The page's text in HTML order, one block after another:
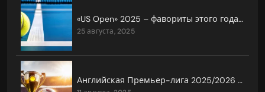
«US Open» 2025 – фавориты этого года и возможные сенсации
25 августа, 2025
Английская Премьер-лига 2025/2026 — главные фавориты